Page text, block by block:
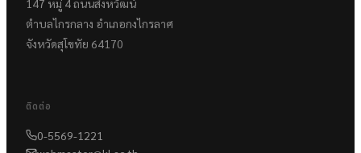
ตำบลไกรกลาง อำเภอกงไกรลาศ
จังหวัดสุโขทัย 64170
ติดต่อ
0-5569-1221